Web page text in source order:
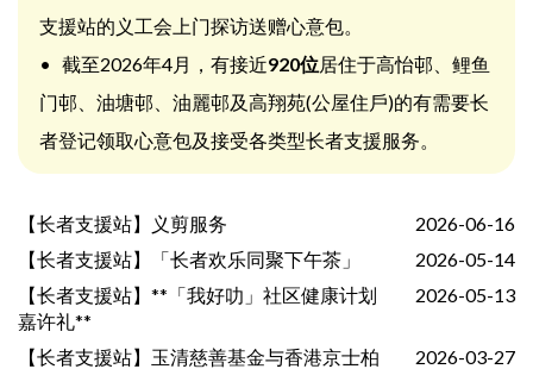
支援站的义工会上门探访送赠心意包。
• 截至2026年4月，有接近920位居住于高怡邨、鲤鱼
门邨、油塘邨、油麗邨及高翔苑(公屋住戶)的有需要长
者登记领取心意包及接受各类型长者支援服务。
【长者支援站】义剪服务
2026-06-16
【长者支援站】「长者欢乐同聚下午茶」
2026-05-14
【长者支援站】**「我好叻」社区健康计划
嘉许礼**
2026-05-13
【长者支援站】玉清慈善基金与香港京士柏
2026-03-27